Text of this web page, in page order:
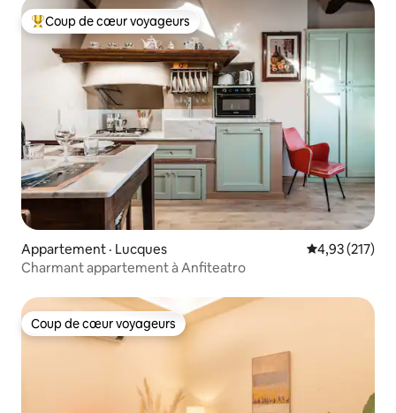
Coup de cœur voyageurs parmi les plus aimés
Coup de cœur voyageurs
Appartement · Lucques Note
4,93 (217)
Charmant appartement à Anfiteatro
Coup de cœur voyageurs
Coup de cœur voyageurs